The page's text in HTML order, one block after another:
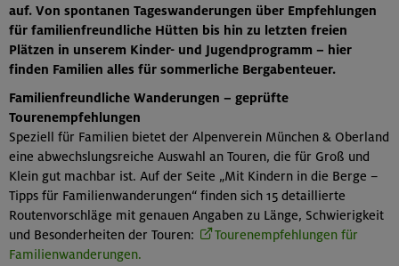
auf. Von spontanen Tageswanderungen über Empfehlungen
für familienfreundliche Hütten bis hin zu letzten freien
Plätzen in unserem Kinder- und Jugendprogramm – hier
finden Familien alles für sommerliche Bergabenteuer.
Familienfreundliche Wanderungen – geprüfte
Tourenempfehlungen
Speziell für Familien bietet der Alpenverein München & Oberland
eine abwechslungsreiche Auswahl an Touren, die für Groß und
Klein gut machbar ist. Auf der Seite „Mit Kindern in die Berge –
Tipps für Familienwanderungen“ finden sich 15 detaillierte
Routenvorschläge mit genauen Angaben zu Länge, Schwierigkeit
und Besonderheiten der Touren:
Tourenempfehlungen für
Familienwanderungen.